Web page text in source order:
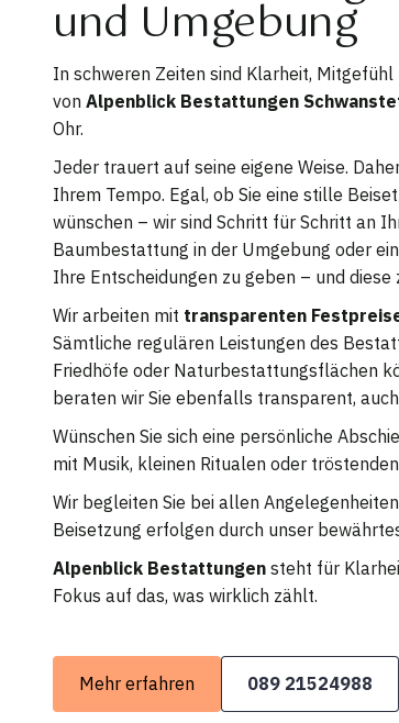
und Umgebung
In schweren Zeiten sind Klarheit,
von Alpenblick Bestattungen
Ohr.
Jeder trauert auf seine eigene Weise.
Ihrem Tempo. Egal, ob Sie eine stille
wünschen – wir sind Schritt für Schritt an
Baumbestattung in der Umgebung oder
Ihre Entscheidungen zu geben – und
Wir arbeiten mit transparenten
Sämtliche regulären Leistungen des
Friedhöfe oder Naturbestattungsflächen
beraten wir Sie ebenfalls transparent,
Wünschen Sie sich eine persönliche
mit Musik, kleinen Ritualen oder
Wir begleiten Sie bei allen
Beisetzung erfolgen durch unser
Alpenblick Bestattungen steht für
Fokus auf das, was wirklich zählt.
Mehr erfahren 089 21524988